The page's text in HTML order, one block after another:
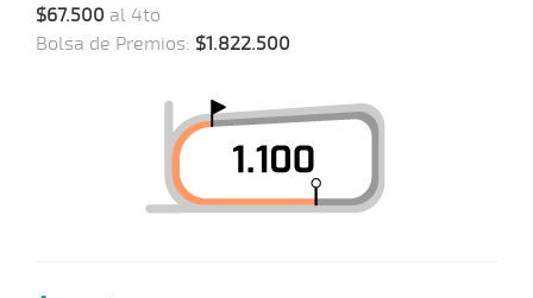
$67.500 al 4to
Bolsa de Premios: $1.822.500